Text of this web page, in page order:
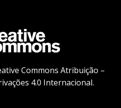
Commons Atribuição –
4.0 Internacional.